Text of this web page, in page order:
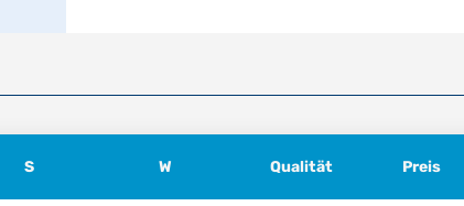
S W Qualität Preis